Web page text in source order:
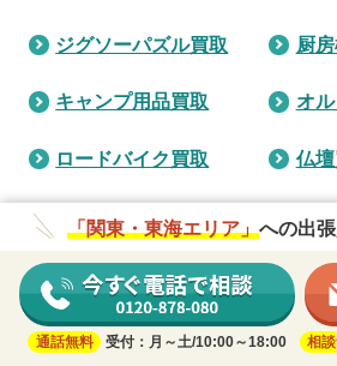
ジグソーパズル買取 厨
キャンプ用品買取 オ
ロードバイク買取 仏
健康器具買取
こちらに記載していない品目もお買い取り
すので、詳しくはオペレーターまでお電話
「関東・東海エリア」 への出
通話無料 受付：月～土/10:00～18:00 相